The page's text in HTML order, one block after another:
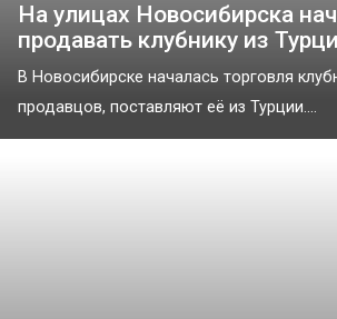
На улицах Новосибирска
продавать клубнику из
В Новосибирске началась торговля
продавцов, поставляют её из Турции....